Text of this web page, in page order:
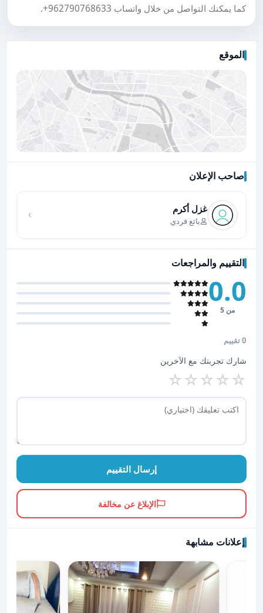
كما يمكنك التواصل من خلال واتساب +962790768633
.
الموقع
صاحب الإعلان
غزل أكرم
بائع فردي
التقييم والمراجعات
0.0
من 5
0 تقييم
شارك تجربتك مع الآخرين
☆
☆
☆
☆
☆
إرسال التقييم
الإبلاغ عن مخالفة
إعلانات مشابهة